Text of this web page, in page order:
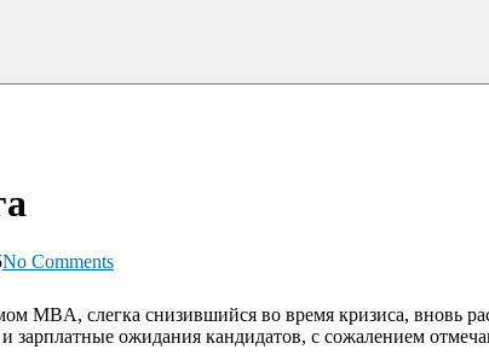
No Comments
MBA, слегка снизившийся во время кризиса, вновь
зарплатные ожидания кандидатов, с сожалением